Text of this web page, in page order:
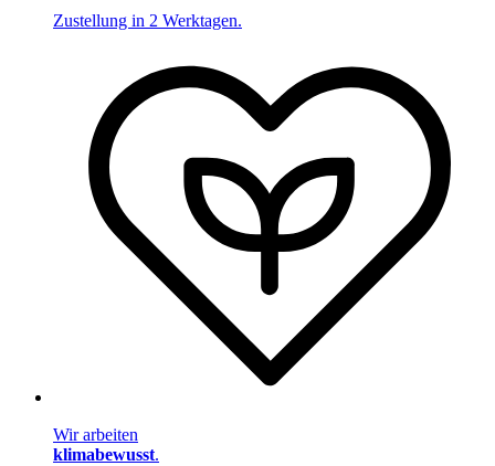
Zustellung in 2 Werktagen.
Wir arbeiten
klimabewusst.